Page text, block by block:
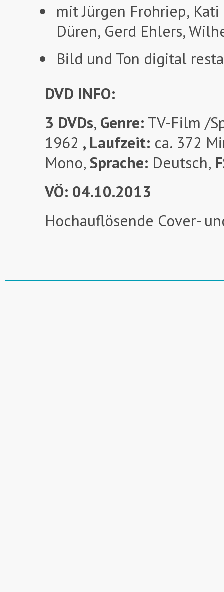
mit Jürgen Frohriep,
Düren, Gerd Ehlers,
Bild und Ton digital
DVD INFO:
3 DVDs, Genre: TV-Film /
1962 , Laufzeit: ca. 372
Mono,Sprache: Deutsch,
VÖ: 04.10.2013
Hochauflösende Cover-